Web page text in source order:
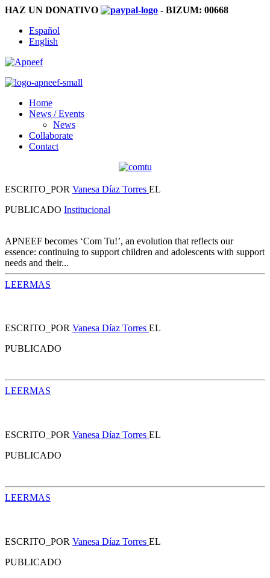
HAZ UN DONATIVO - BIZUM: 00668
Español
English
Home
News / Events
News
Collaborate
Contact
ESCRITO_POR Vanesa Díaz Torres EL
PUBLICADO Institucional
APNEEF becomes ‘Com Tu!’, an evolution that reflects our
essence: continuing to support children and adolescents with support
needs and their...
LEERMAS
ESCRITO_POR Vanesa Díaz Torres EL
PUBLICADO
LEERMAS
ESCRITO_POR Vanesa Díaz Torres EL
PUBLICADO
LEERMAS
ESCRITO_POR Vanesa Díaz Torres EL
PUBLICADO